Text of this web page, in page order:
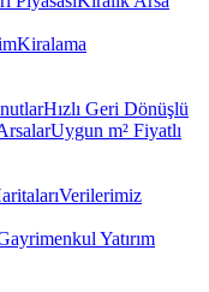
Kiralama
Hızlı Geri Dönüşlü
Uygun m² Fiyatlı
Verilerimiz
Yatırım